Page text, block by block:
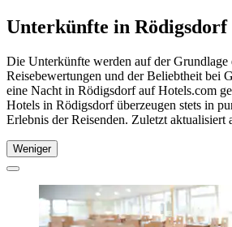
Unterkünfte in Rödigsdorf
Die Unterkünfte werden auf der Grundlage
Reisebewertungen und der Beliebtheit bei
eine Nacht in Rödigsdorf auf Hotels.com
Hotels in Rödigsdorf überzeugen stets in
Erlebnis der Reisenden. Zuletzt aktualisiert
Weniger